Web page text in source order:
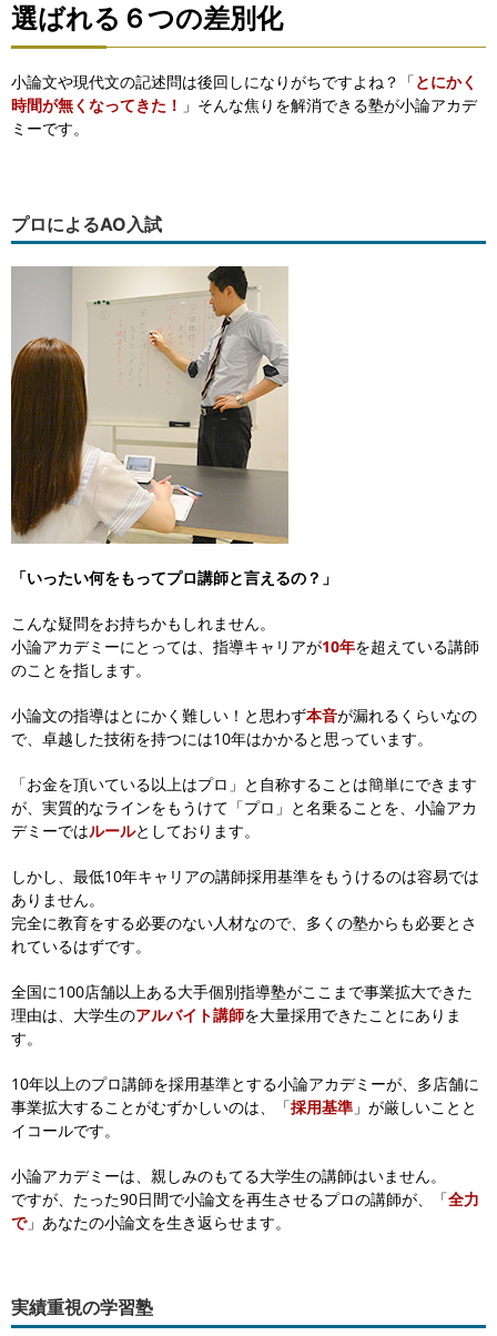
選ばれる６つの差別化
小論文や現代文の記述問は後回しになりがちですよね？「とにかく
時間が無くなってきた！ 」そんな焦りを解消できる塾が小論アカデ
ミーです。
プロによるAO入試
「いったい何をもってプロ講師と言えるの？」
こんな疑問をお持ちかもしれません。
小論アカデミーにとっては、指導キャリアが10年を超えている講師
のことを指します。
小論文の指導はとにかく難しい！と思わず本音が漏れるくらいなの
で、 卓越した技術を持つには10年はかかると思っています。
「お金を頂いている以上はプロ」と自称することは簡単にできます
が、 実質的なラインをもうけて「プロ」と名乗ることを、小論アカ
デミーではルールとしております。
しかし、最低10年キャリアの講師採用基準をもうけるのは容易では
ありません。
完全に教育をする必要のない人材なので、多くの塾からも必要とさ
れているはずです。
全国に100店舗以上ある大手個別指導塾がここまで事業拡大できた
理由は、 大学生のアルバイト講師を大量採用できたことにありま
す。
10年以上のプロ講師を採用基準とする小論アカデミーが、 多店舗に
事業拡大することがむずかしいのは、「採用基準 」が厳しいことと
イコールです。
小論アカデミーは、親しみのもてる大学生の講師はいません。
ですが、たった90日間で小論文を再生させるプロの講師が、「全力
で」あなたの小論文を生き返らせます。
実績重視の学習塾